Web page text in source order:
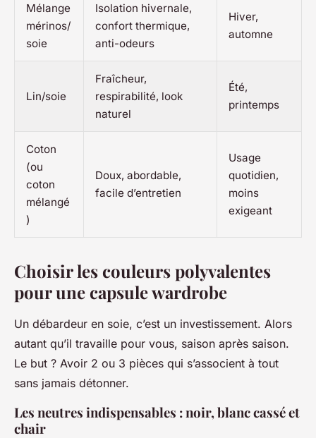
Mélange
mérinos/
soie
Isolation hivernale,
confort thermique,
anti-odeurs
Hiver,
automne
Lin/soie
Fraîcheur,
respirabilité, look
naturel
Été,
printemps
Coton
(ou
coton
mélangé
)
Doux, abordable,
facile d’entretien
Usage
quotidien,
moins
exigeant
Choisir les couleurs polyvalentes
pour une capsule wardrobe
Un débardeur en soie, c’est un investissement. Alors
autant qu’il travaille pour vous, saison après saison.
Le but ? Avoir 2 ou 3 pièces qui s’associent à tout
sans jamais détonner.
Les neutres indispensables : noir, blanc cassé et
chair